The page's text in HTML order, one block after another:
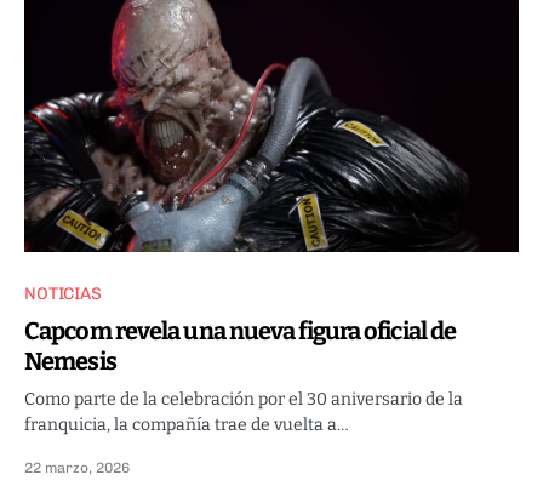
NOTICIAS
Capcom revela una nueva figura oficial de
Nemesis
Como parte de la celebración por el 30 aniversario de la
franquicia, la compañía trae de vuelta a…
22 marzo, 2026